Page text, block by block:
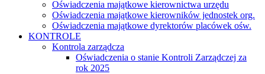
Oświadczenia majątkowe kierownictwa urzędu
Oświadczenia majątkowe kierowników jednostek org.
Oświadczenia majątkowe dyrektorów placówek ośw.
KONTROLE
Kontrola zarządcza
Oświadczenia o stanie Kontroli Zarządczej za
rok 2025